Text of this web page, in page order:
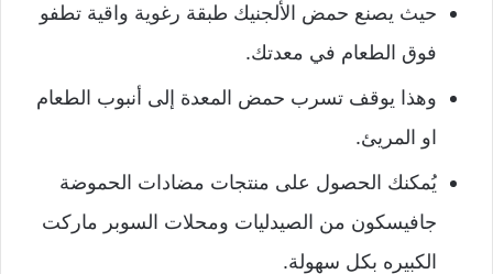
حيث يصنع حمض الألجنيك طبقة رغوية واقية تطفو
فوق الطعام في معدتك.
وهذا يوقف تسرب حمض المعدة إلى أنبوب الطعام
او المريئ.
يُمكنك الحصول على منتجات مضادات الحموضة
جافيسكون من الصيدليات ومحلات السوبر ماركت
الكبيره بكل سهولة.